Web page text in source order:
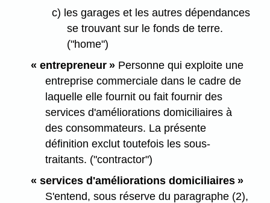
c) les garages et les autres dépendances
se trouvant sur le fonds de terre.
("home")
« entrepreneur »Personne qui exploite une
entreprise commerciale dans le cadre de
laquelle elle fournit ou fait fournir des
services d'améliorations domiciliaires à
des consommateurs. La présente
définition exclut toutefois les sous-
traitants. ("contractor")
« services d'améliorations domiciliaires »
S'entend, sous réserve du paragraphe (2),